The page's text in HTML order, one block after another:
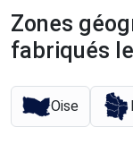
Zones
fabriqués
Oise